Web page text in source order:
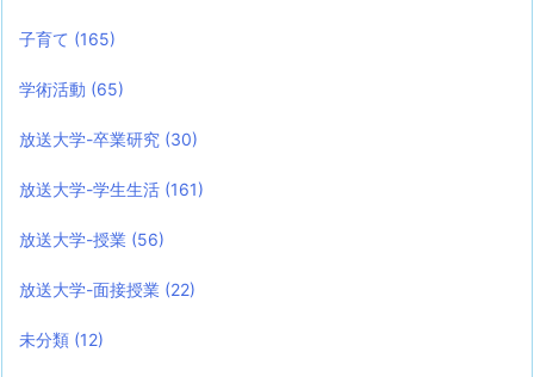
子育て (165)
学術活動 (65)
放送大学-卒業研究 (30)
放送大学-学生生活 (161)
放送大学-授業 (56)
放送大学-面接授業 (22)
未分類 (12)